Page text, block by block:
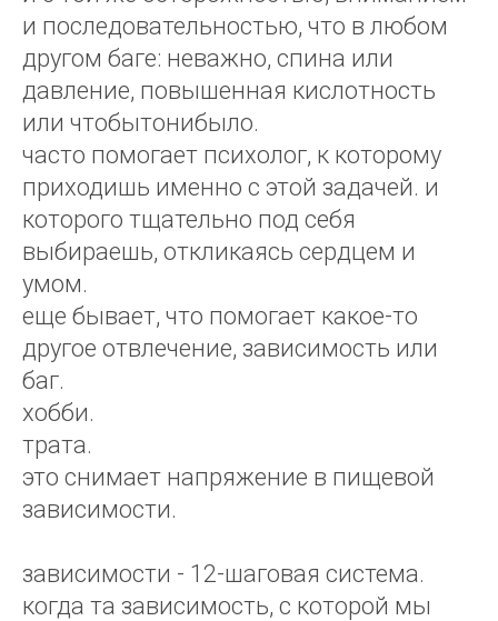
и последовательностью, что в любом
другом баге: неважно, спина или
давление, повышенная кислотность
или чтобытонибыло.
часто помогает психолог, к которому
приходишь именно с этой задачей. и
которого тщательно под себя
выбираешь, откликаясь сердцем и
умом.
еще бывает, что помогает какое-то
другое отвлечение, зависимость или
баг.
хобби.
трата.
это снимает напряжение в пищевой
зависимости.
зависимости - 12-шаговая система.
когда та зависимость, с которой мы